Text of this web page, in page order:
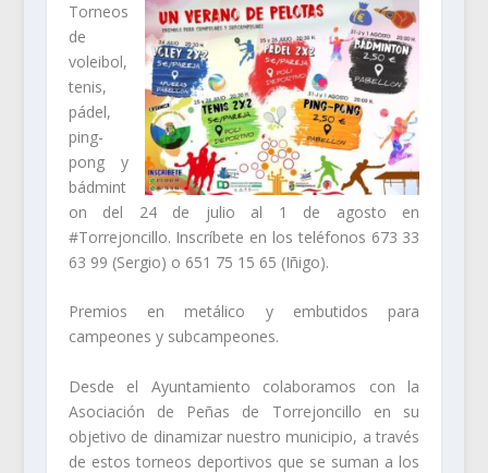
Torneos
de
voleibol,
tenis,
pádel,
ping-
pong y
bádmint
on del 24 de julio al 1 de agosto en
#Torrejoncillo. Inscríbete en los teléfonos 673 33
63 99 (Sergio) o 651 75 15 65 (Iñigo).
Premios en metálico y embutidos para
campeones y subcampeones.
Desde el Ayuntamiento colaboramos con la
Asociación de Peñas de Torrejoncillo en su
objetivo de dinamizar nuestro municipio, a través
de estos torneos deportivos que se suman a los